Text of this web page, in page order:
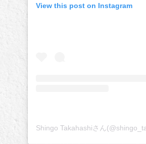
View this post on Instagram